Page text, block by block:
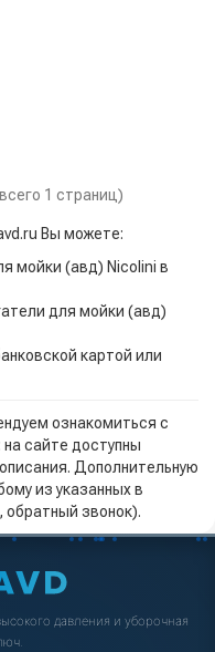
1 страниц)
Вы можете:
мойки (авд) Nicolini в
для мойки (авд)
картой или
ознакомиться с
сайте доступны
Дополнительную
из указанных в
обратный звонок).
давления и уборочная